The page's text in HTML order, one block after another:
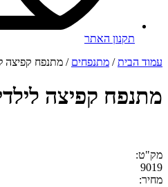
תקנון האתר
עמוד הבית/ מתנפחים / מתנפח קפיצה
מתנפח קפיצה
מק"ט:
9019
מחיר: